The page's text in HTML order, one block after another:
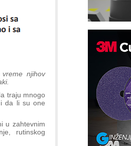
njihov
traju mnogo
da li su one
u zahtevnim
rutinskog
IB
RMQ-
–
Pranje